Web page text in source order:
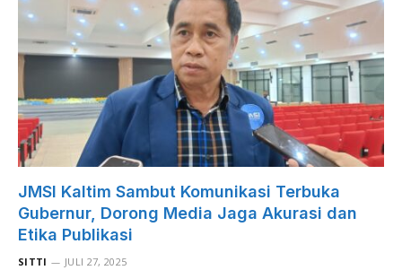
JMSI Kaltim Sambut Komunikasi Terbuka
Gubernur, Dorong Media Jaga Akurasi dan
Etika Publikasi
SITTI JULI 27, 2025